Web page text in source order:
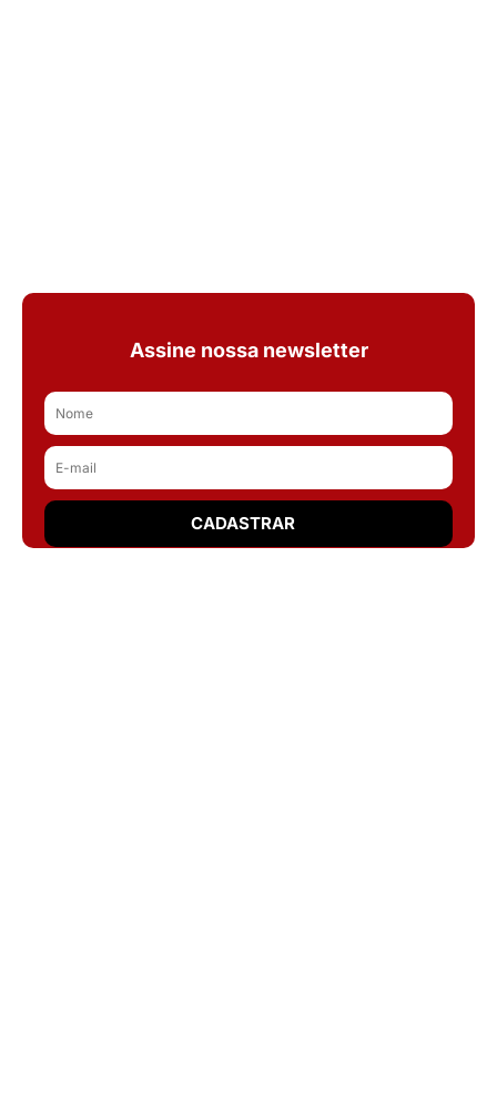
Assine nossa newsletter